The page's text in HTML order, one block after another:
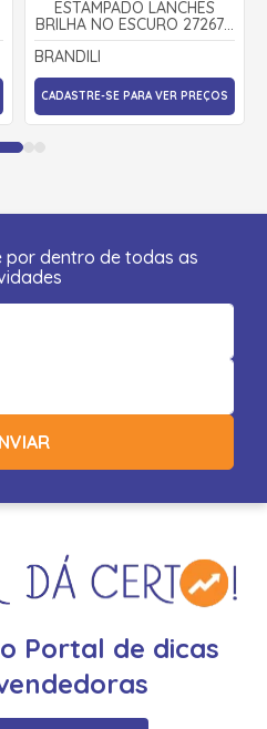
ESTAMPADO LANCHES
BRILHA NO ESCURO 27267 -
BRANDILI
BRANDILI
CADASTRE-SE PARA VER PREÇOS
por dentro de todas as
Portal de dicas